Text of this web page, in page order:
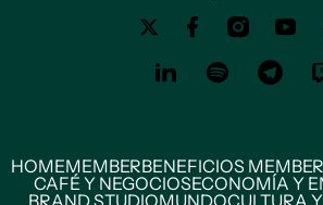
HOMEMEMBERBENEFICIOS MEMBER
CAFÉ Y NEGOCIOSECONOMÍA Y
BRAND STUDIOMUNDOCULTURA